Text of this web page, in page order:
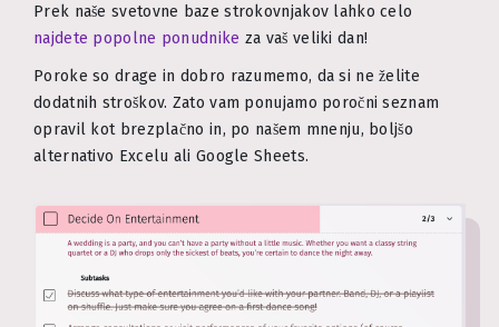
Prek naše svetovne baze strokovnjakov lahko celo
najdete popolne ponudnike za vaš veliki dan!
Poroke so drage in dobro razumemo, da si ne želite
dodatnih stroškov. Zato vam ponujamo poročni seznam
opravil kot brezplačno in, po našem mnenju, boljšo
alternativo Excelu ali Google Sheets.